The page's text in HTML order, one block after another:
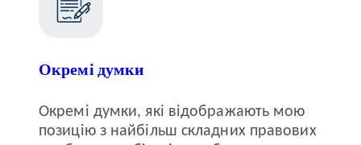
Окремі думки
Окремі думки, які відображають мою
позицію з найбільш складних правових